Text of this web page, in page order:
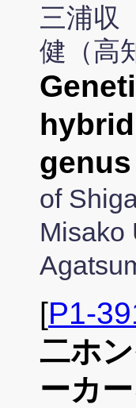
三浦収
健（高
genus
of
Misako
[P1-
二ホ
ーカ